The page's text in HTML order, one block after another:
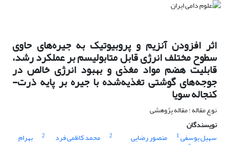
اثر افزودن آنزیم و پروبیوتیک به جیره‌های حاوی
سطوح مختلف انرژی قابل متابولیسم بر ‏عملکرد رشد،
قابلیت هضم مواد مغذی و بهبود انرژی خالص در
جوجه‌های گوشتی ‏تغذیه‌شده با جیره بر پایه ذرت-
کنجاله سویا
نوع مقاله : مقاله پژوهشی
نویسندگان
سهیل یوسفی1 منصور رضایی 2 محمد کاظمی فرد 2 بهرام